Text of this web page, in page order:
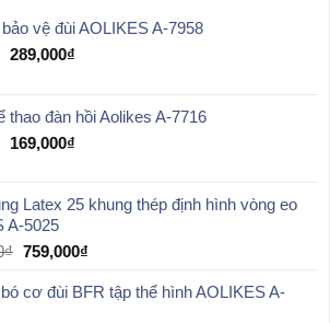
vệ đùi AOLIKES A-7958
Giá
389,000₫.
289,000₫Giá
là:
289,000₫.
thao đàn hồi Aolikes A-7716
Giá
229,000₫.
169,000₫Giá
là:
Latex 25 khung thép định hình vòng eo
A-5025
₫ Giá
là:
759,000₫Giá
tại
cơ đùi BFR tập thể hình AOLIKES A-